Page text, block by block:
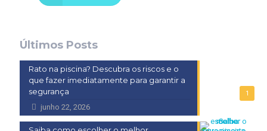
Últimos Posts
1
Rato na piscina? Descubra os riscos e o
que fazer imediatamente para garantir a
segurança
junho 22, 2026